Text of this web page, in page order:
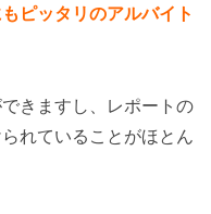
ピッタリのアルバイト
きますし、レポートの
れていることがほとん